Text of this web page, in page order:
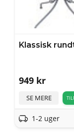
Klassisk
949 kr
SE MERE
1-2 uger